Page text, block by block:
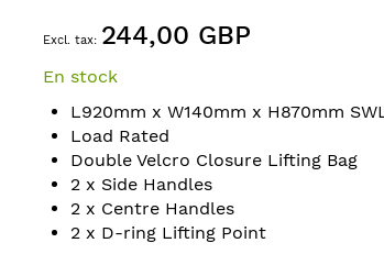
244,00 GBP
En stock
L920mm x W140mm x H870mm
Load Rated
Double Velcro Closure Lifting Bag
2 x Side Handles
2 x Centre Handles
2 x D-ring Lifting Point